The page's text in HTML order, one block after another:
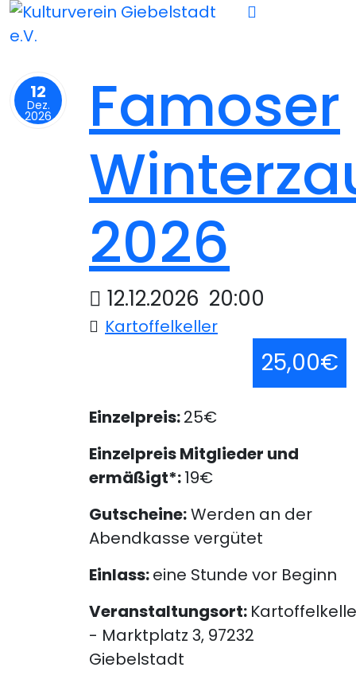
12
Dez.
2026
Famoser
2026
12.12.2026 20:00
Kartoffelkeller
25,00€
Einzelpreis:25€
Einzelpreis Mitglieder und
ermäßigt*:19€
Gutscheine:Werden an der
Abendkasse vergütet
Einlass:eine Stunde vor Beginn
Veranstaltungsort:
- Marktplatz 3, 97232
Giebelstadt